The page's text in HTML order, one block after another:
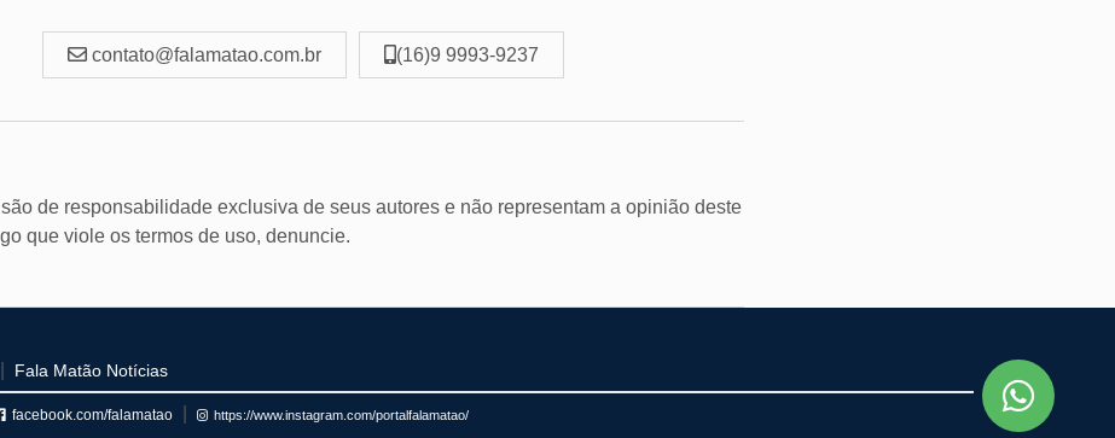
contato@falamatao.com.br (16)9 9993-9237
de responsabilidade exclusiva de seus autores e não representam a opinião deste
que viole os termos de uso, denuncie.
Fala Matão Notícias
facebook.com/falamatao https://www.instagram.com/portalfalamatao/